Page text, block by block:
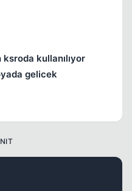
kullanılıyor
gelicek